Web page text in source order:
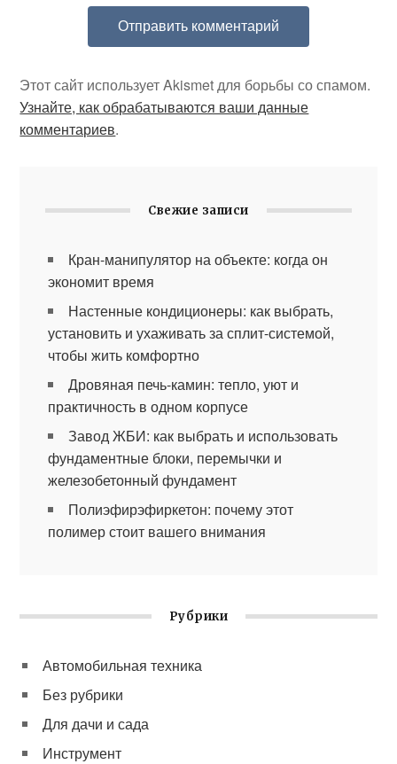
Этот сайт использует Akismet для борьбы со спамом.
Узнайте, как обрабатываются ваши данные
комментариев.
Свежие записи
Кран-манипулятор на объекте: когда он
экономит время
Настенные кондиционеры: как выбрать,
установить и ухаживать за сплит-системой,
чтобы жить комфортно
Дровяная печь-камин: тепло, уют и
практичность в одном корпусе
Завод ЖБИ: как выбрать и использовать
фундаментные блоки, перемычки и
железобетонный фундамент
Полиэфирэфиркетон: почему этот
полимер стоит вашего внимания
Рубрики
Автомобильная техника
Без рубрики
Для дачи и сада
Инструмент